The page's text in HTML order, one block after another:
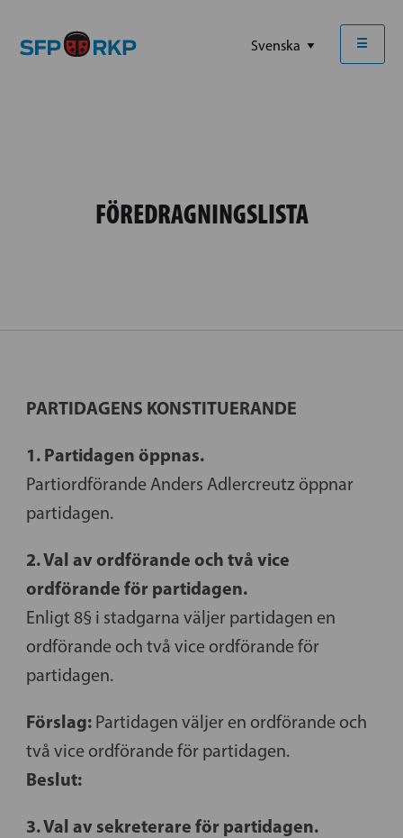
☰
FÖREDRAGNINGSLISTA
PARTIDAGENS KONSTITUERANDE
1. Partidagen öppnas.
Partiordförande Anders Adlercreutz öppnar
partidagen.
2. Val av ordförande och två vice
ordförande för partidagen.
Enligt 8§ i stadgarna väljer partidagen en
ordförande och två vice ordförande för
partidagen.
Förslag:Partidagen väljer en ordförande och
två vice ordförande för partidagen.
Beslut:
3. Val av sekreterare för partidagen.